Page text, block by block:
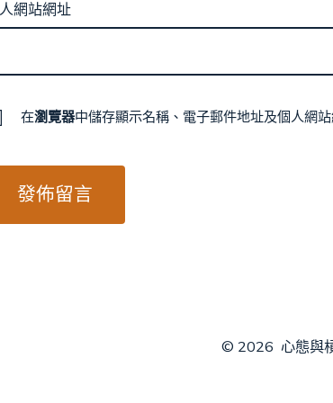
網站網址
在瀏覽器中儲存顯示名稱、電子郵件地址及個人網
© 2026 心態與